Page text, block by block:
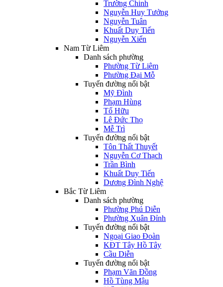
Trường Chinh
Nguyễn Huy Tưởng
Nguyễn Tuân
Khuất Duy Tiến
Nguyễn Xiển
Nam Từ Liêm
Danh sách phường
Phường Từ Liêm
Phường Đại Mỗ
Tuyến đường nổi bật
Mỹ Đình
Phạm Hùng
Tố Hữu
Lê Đức Thọ
Mễ Trì
Tuyến đường nổi bật
Tôn Thất Thuyết
Nguyễn Cơ Thạch
Trần Bình
Khuất Duy Tiến
Dương Đình Nghệ
Bắc Từ Liêm
Danh sách phường
Phường Phú Diễn
Phường Xuân Đỉnh
Tuyến đường nổi bật
Ngoại Giao Đoàn
KĐT Tây Hồ Tây
Cầu Diễn
Tuyến đường nổi bật
Phạm Văn Đồng
Hồ Tùng Mậu